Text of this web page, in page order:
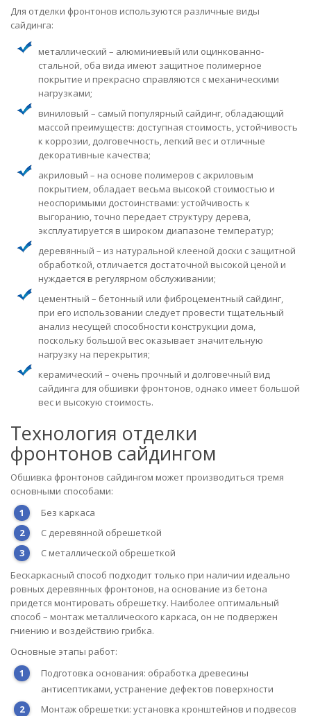
Для отделки фронтонов используются различные виды
сайдинга:
металлический – алюминиевый или оцинкованно-
стальной, оба вида имеют защитное полимерное
покрытие и прекрасно справляются с механическими
нагрузками;
виниловый – самый популярный сайдинг, обладающий
массой преимуществ: доступная стоимость, устойчивость
к коррозии, долговечность, легкий вес и отличные
декоративные качества;
акриловый – на основе полимеров с акриловым
покрытием, обладает весьма высокой стоимостью и
неоспоримыми достоинствами: устойчивость к
выгоранию, точно передает структуру дерева,
эксплуатируется в широком диапазоне температур;
деревянный – из натуральной клееной доски с защитной
обработкой, отличается достаточной высокой ценой и
нуждается в регулярном обслуживании;
цементный – бетонный или фиброцементный сайдинг,
при его использовании следует провести тщательный
анализ несущей способности конструкции дома,
поскольку большой вес оказывает значительную
нагрузку на перекрытия;
керамический – очень прочный и долговечный вид
сайдинга для обшивки фронтонов, однако имеет большой
вес и высокую стоимость.
Технология отделки
фронтонов сайдингом
Обшивка фронтонов сайдингом может производиться тремя
основными способами:
Без каркаса
С деревянной обрешеткой
С металлической обрешеткой
Бескаркасный способ подходит только при наличии идеально
ровных деревянных фронтонов, на основание из бетона
придется монтировать обрешетку. Наиболее оптимальный
способ – монтаж металлического каркаса, он не подвержен
гниению и воздействию грибка.
Основные этапы работ:
Подготовка основания: обработка древесины
антисептиками, устранение дефектов поверхности
Монтаж обрешетки: установка кронштейнов и подвесов